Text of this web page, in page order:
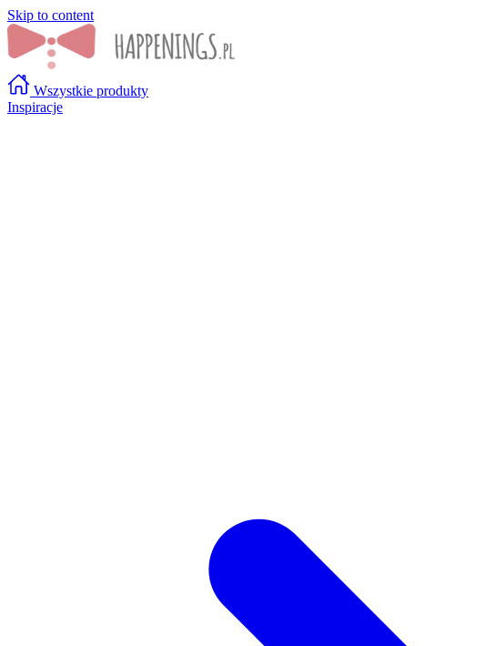
Skip to content
Wszystkie produkty
Inspiracje